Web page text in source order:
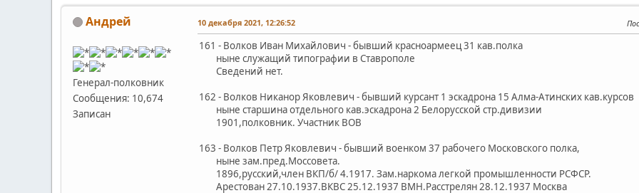
Андрей
Генерал-полковник
Сообщения: 10,674
Записан
10 декабря 2021, 12:26:52
161 - Волков Иван Михайлович - бывший красноармеец 31 кав.полка
ныне служащий типографии в Ставрополе
Сведений нет.
162 - Волков Никанор Яковлевич - бывший курсант 1 эскадрона 15 Алма-Атинских кав.курсов
ныне старшина отдельного кав.эскадрона 2 Белорусской стр.дивизии
1901,полковник. Участник ВОВ
163 - Волков Петр Яковлевич - бывший военком 37 рабочего Московского полка,
ныне зам.пред.Моссовета.
1896,русский,член ВКП/б/ 4.1917. Зам.наркома легкой промышленности РСФСР.
Арестован 27.10.1937.ВКВС 25.12.1937 ВМН.Расстрелян 28.12.1937 Москва